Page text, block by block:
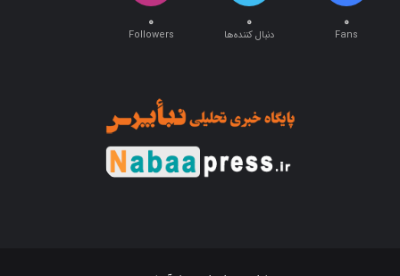
۰
Fans
۰
دنبال کننده‌ها
۰
Followers